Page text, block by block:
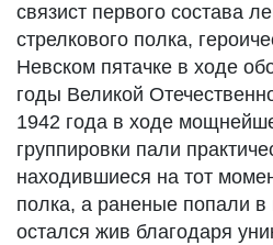
связист первого состава
стрелкового полка,
Невском пятачке в ходе
годы Великой
1942 года в ходе
группировки пали
находившиеся на тот
полка, а раненые попали
остался жив благодаря